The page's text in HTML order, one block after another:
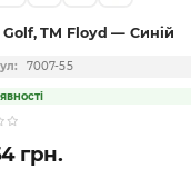
Golf, TM Floyd — Синій
7007-55
грн.